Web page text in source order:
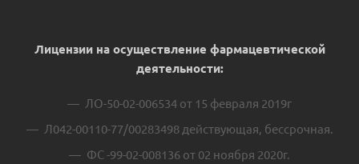
Лицензии на осуществление фармацевтической
деятельности:
ЛО-50-02-006534 от 15 февраля 2019г
Л042-00110-77/00283498 действующая, бессрочная.
ФС -99-02-008136 от 02 ноября 2020г.